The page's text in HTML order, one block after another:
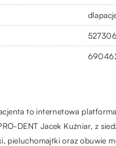
to internetowa
DENT Jacek Kuźniar, z
pieluchomajtki oraz obuwie